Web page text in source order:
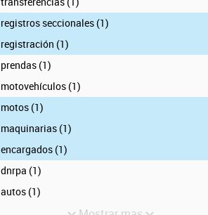
registros seccionales (1)
registración (1)
prendas (1)
motovehículos (1)
motos (1)
maquinarias (1)
encargados (1)
dnrpa (1)
autos (1)